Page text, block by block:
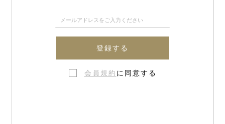
登録する
会員規約 に同意する